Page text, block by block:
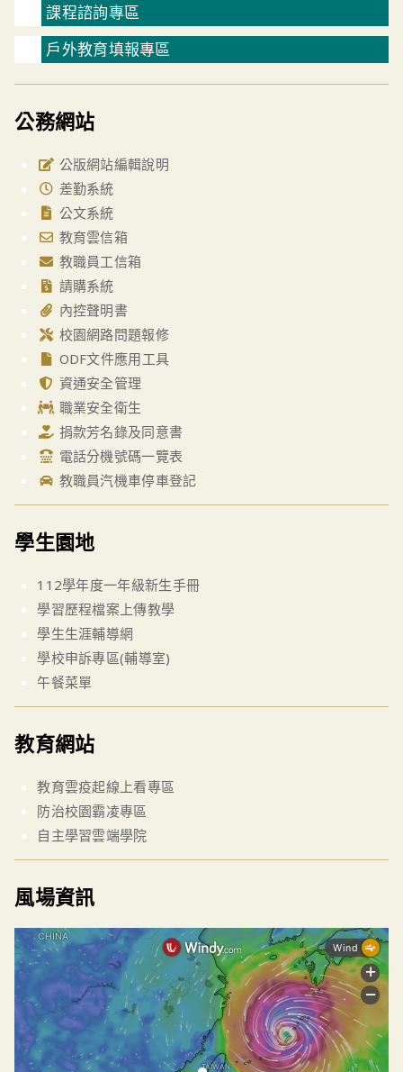
課程諮詢專區
戶外教育填報專區
公務網站
公版網站編輯說明
差勤系統
公文系統
教育雲信箱
教職員工信箱
請購系統
內控聲明書
校園網路問題報修
ODF文件應用工具
資通安全管理
職業安全衛生
捐款芳名錄及同意書
電話分機號碼一覽表
教職員汽機車停車登記
學生園地
112學年度一年級新生手冊
學習歷程檔案上傳教學
學生生涯輔導網
學校申訴專區(輔導室)
午餐菜單
教育網站
教育雲疫起線上看專區
防治校園霸凌專區
自主學習雲端學院
風場資訊